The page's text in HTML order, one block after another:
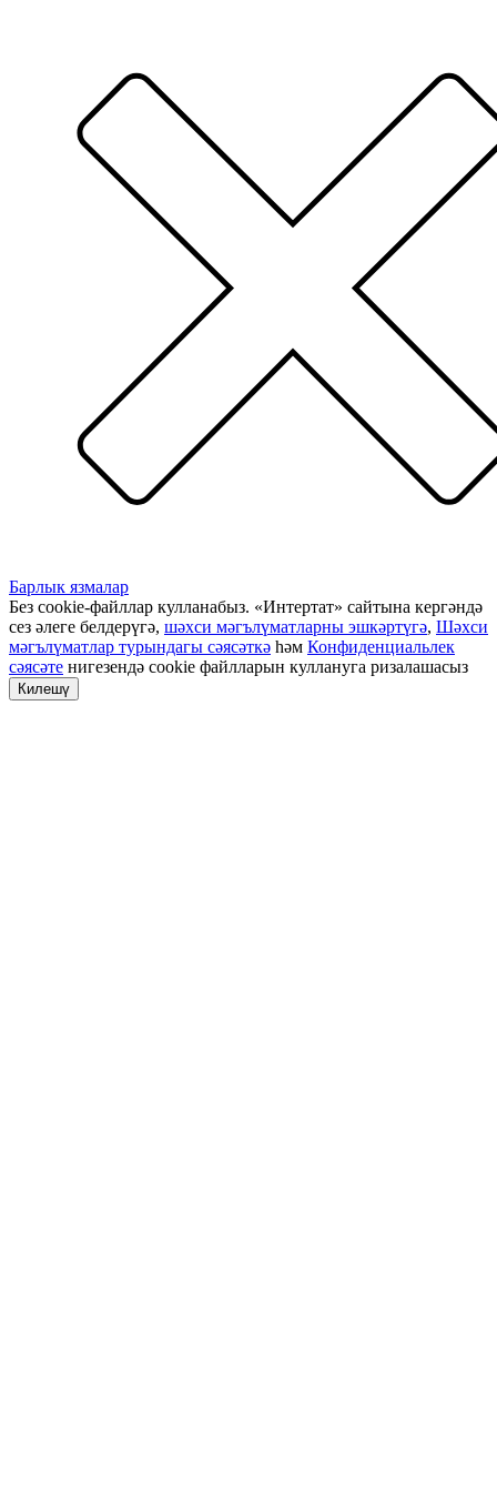
Барлык язмалар
Без cookie-файллар кулланабыз. «Интертат» сайтына кергәндә
сез әлеге белдерүгә, шәхси мәгълүматларны эшкәртүгә, Шәхси
мәгълүматлар турындагы сәясәткә һәм Конфиденциальлек
сәясәте нигезендә cookie файлларын куллануга ризалашасыз
Килешү